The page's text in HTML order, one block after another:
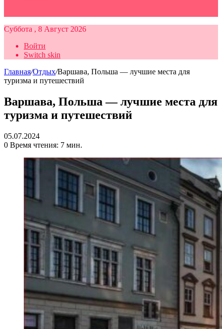
Суббота , 8 Август 2026
Войти
Switch skin
Главная/Отдых/Варшава, Польша — лучшие места для
туризма и путешествий
Варшава, Польша — лучшие места для
туризма и путешествий
05.07.2024
0 Время чтения: 7 мин.